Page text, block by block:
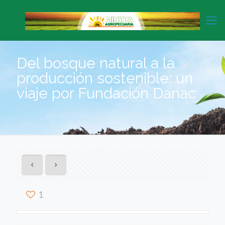
Del bosque natural a la
producción sostenible: un
viaje por Fundación Danac
1